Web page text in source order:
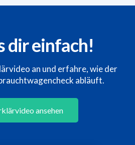
dir einfach!
an und erfahre, wie der
abläuft.
ansehen